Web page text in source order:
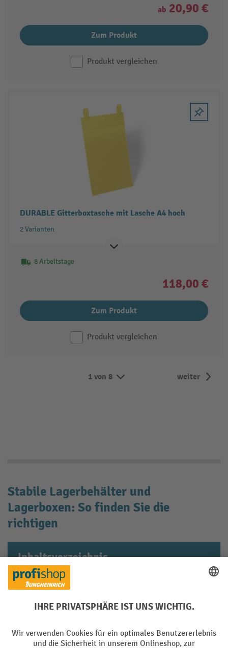
ab 20,90 €
Zum Produkt
Produkt vergleichen
DURABLE Gitterboxtasche mit Lasche A4 hoch
2 Varianten
8 Arbeitstage
118,00 €
Zum Produkt
Produkt vergleichen
1 von 8 weiter
Stabile Lagerbehälter und
Lagerboxen: So finden Sie die
richtigen
Inhaltsverzeichnis
Welche Vorteile bieten Lagerbehälter für
Betriebe?
So finden Sie den passenden
Lagerbehälter